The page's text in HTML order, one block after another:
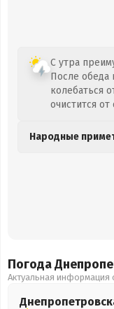
С утра
После обеда
колебаться
очистится от
Народные
Погода
Актуальная информация